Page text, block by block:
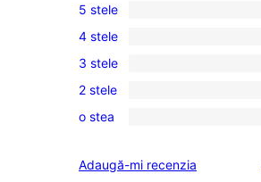
6
5
–
recenzii
(stele)
5 stele
0
4
–
recenzii
4 stele
0
3
–
(stele)
3 stele
0
2
recenzii
2 stele
0
–
o stea
Adaugă-mi recenzia